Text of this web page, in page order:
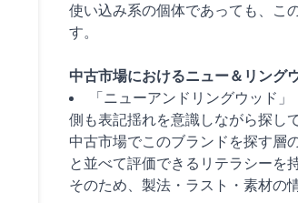
使い込み系の個体であっても、こ
す。
中古市場におけるニュー＆リング
「ニューアンドリングウッド
側も表記揺れを意識しながら探し
中古市場でこのブランドを探す層
と並べて評価できるリテラシーを
そのため、製法・ラスト・素材の